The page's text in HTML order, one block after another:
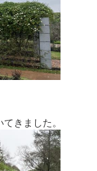
きました。